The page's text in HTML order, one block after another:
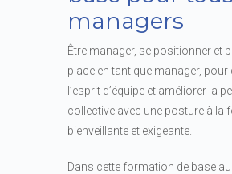
managers
Être manager, se positionner et
place en tant que manager, pour
l’esprit d’équipe et améliorer la
collective avec une posture à la
bienveillante et exigeante.
Dans cette formation de base au